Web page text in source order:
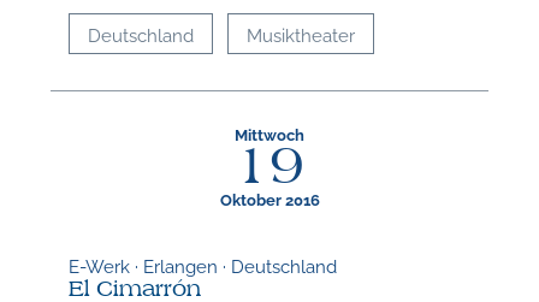
Deutschland Musiktheater
Mittwoch
19
Oktober 2016
E-Werk · Erlangen · Deutschland
El Cimarrón